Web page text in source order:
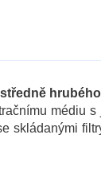
médiu s
skládanými